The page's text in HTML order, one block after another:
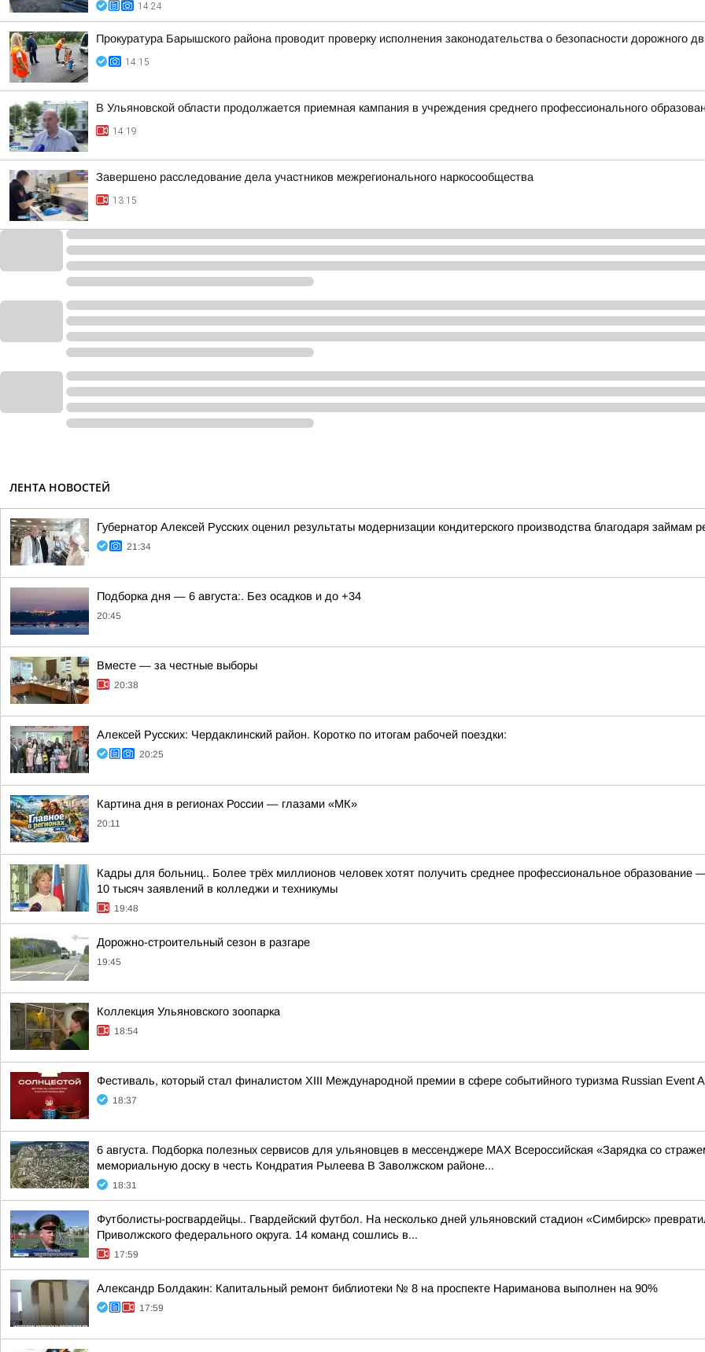
14:24
Прокуратура Барышского района проводит проверку исполнения законодательства о безопасности дорожного
14:15
В Ульяновской области продолжается приемная кампания в учреждения среднего профессионального
14:19
Завершено расследование дела участников межрегионального наркосообщества
13:15
ЛЕНТА НОВОСТЕЙ
Губернатор Алексей Русских оценил результаты модернизации кондитерского производства благодаря займам
21:34
Подборка дня — 6 августа:. Без осадков и до +34
20:45
Вместе — за честные выборы
20:38
Алексей Русских: Чердаклинский район. Коротко по итогам рабочей поездки:
20:25
Картина дня в регионах России — глазами «МК»
20:11
Кадры для больниц.. Более трёх миллионов человек хотят получить среднее профессиональное
10 тысяч заявлений в колледжи и техникумы
19:48
Дорожно-строительный сезон в разгаре
19:45
Коллекция Ульяновского зоопарка
18:54
Фестиваль, который стал финалистом ХIII Международной премии в сфере событийного туризма Russian Event
18:37
6 августа. Подборка полезных сервисов для ульяновцев в мессенджере MAX Всероссийская «Зарядка со
мемориальную доску в честь Кондратия Рылеева В Заволжском районе...
18:31
Футболисты-росгвардейцы.. Гвардейский футбол. На несколько дней ульяновский стадион «Симбирск»
Приволжского федерального округа. 14 команд сошлись в...
17:59
Александр Болдакин: Капитальный ремонт библиотеки № 8 на проспекте Нариманова выполнен на 90%
17:59